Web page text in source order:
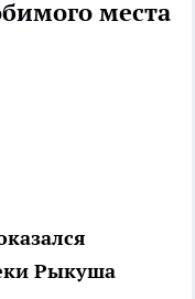
места
Рыкуша